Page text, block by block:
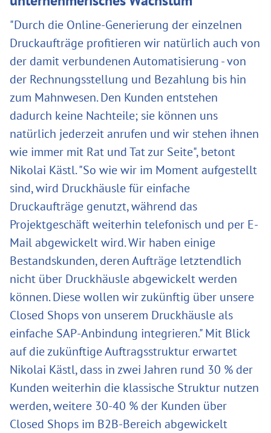
"Durch die Online-Generierung der einzelnen
Druckaufträge profitieren wir natürlich auch von
der damit verbundenen Automatisierung - von
der Rechnungsstellung und Bezahlung bis hin
zum Mahnwesen. Den Kunden entstehen
dadurch keine Nachteile; sie können uns
natürlich jederzeit anrufen und wir stehen ihnen
wie immer mit Rat und Tat zur Seite", betont
Nikolai Kästl. "So wie wir im Moment aufgestellt
sind, wird Druckhäusle für einfache
Druckaufträge genutzt, während das
Projektgeschäft weiterhin telefonisch und per E-
Mail abgewickelt wird. Wir haben einige
Bestandskunden, deren Aufträge letztendlich
nicht über Druckhäusle abgewickelt werden
können. Diese wollen wir zukünftig über unsere
Closed Shops von unserem Druckhäusle als
einfache SAP-Anbindung integrieren." Mit Blick
auf die zukünftige Auftragsstruktur erwartet
Nikolai Kästl, dass in zwei Jahren rund 30 % der
Kunden weiterhin die klassische Struktur nutzen
werden, weitere 30-40 % der Kunden über
Closed Shops im B2B-Bereich abgewickelt